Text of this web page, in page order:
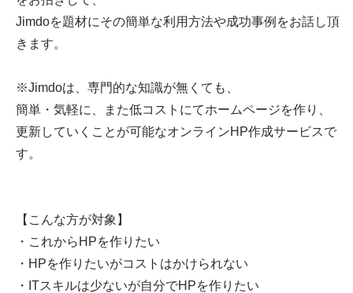
Jimdoを題材にその簡単な利用方法や成功事例をお話し頂
きます。
※Jimdoは、専門的な知識が無くても、
簡単・気軽に、また低コストにてホームページを作り、
更新していくことが可能なオンラインHP作成サービスで
す。
【こんな方が対象】
・これからHPを作りたい
・HPを作りたいがコストはかけられない
・ITスキルは少ないが自分でHPを作りたい